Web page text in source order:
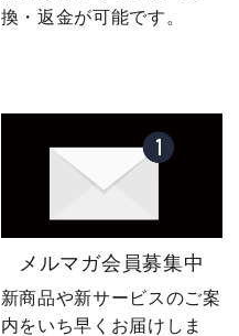
換・返金が可能です。
メルマガ会員募集中
新商品や新サービスのご案
内をいち早くお届けしま